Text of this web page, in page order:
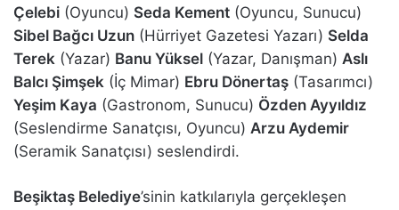
Çelebi (Oyuncu) Seda Kement (Oyuncu, Sunucu)
Sibel Bağcı Uzun (Hürriyet Gazetesi Yazarı) Selda
Terek (Yazar) Banu Yüksel (Yazar, Danışman) Aslı
Balcı Şimşek (İç Mimar) Ebru Dönertaş (Tasarımcı)
Yeşim Kaya (Gastronom, Sunucu) Özden Ayyıldız
(Seslendirme Sanatçısı, Oyuncu) Arzu Aydemir
(Seramik Sanatçısı) seslendirdi.
Beşiktaş Belediye’sinin katkılarıyla gerçekleşen